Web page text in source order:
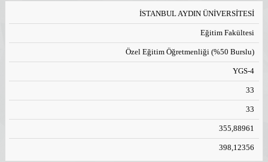
İSTANBUL AYDIN ÜNİVERSİTESİ
Eğitim Fakültesi
Özel Eğitim Öğretmenliği (%50 Burslu)
YGS-4
33
33
355,88961
398,12356